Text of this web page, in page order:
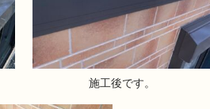
施工後です。